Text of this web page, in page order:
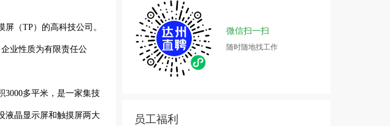
（TP）的高科技公司。
业性质为有限责任公
3000多平米，是一家集技
液晶显示屏和触摸屏两大
微信扫一扫
随时随地找工作
员工福利